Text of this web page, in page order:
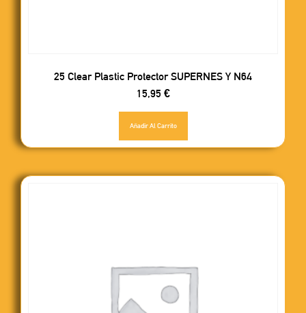
25 Clear Plastic Protector SUPERNES Y N64
15,95 €
Añadir Al Carrito